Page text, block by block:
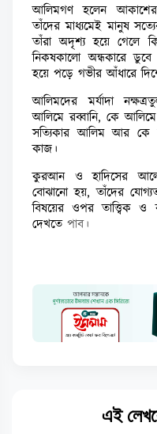
আলিমগণ হলেন আকাশের
তাঁদের মাধ্যমেই মানুষ
তাঁরা অদৃশ্য হয়ে গেলে
নিকষকালো অন্ধকারে
হয়ে পড়ে গভীর আঁধারে
আলিমদের মর্যাদা
আলিমে রব্বানি, কে
সত্যিকার আলিম আর কে
কাজ।
কুরআন ও হাদিসের
বোঝানো হয়, তাঁদের
বিষয়ের ওপর তাত্ত্বিক ও
দেখতে পাব।
এই